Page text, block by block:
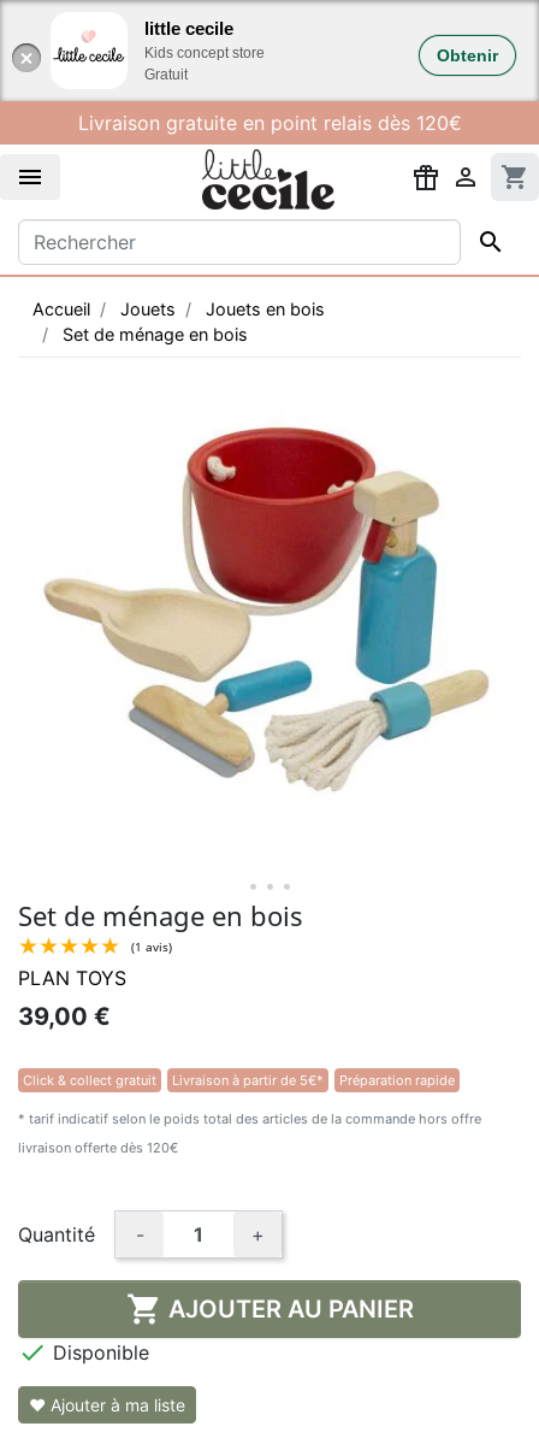
little cecile
Kids concept store
Gratuit
Obtenir
Livraison gratuite en point relais dès 120€
  shopping_cart

Accueil Jouets
Jouets en bois
Set de ménage en bois
• • •
Set de ménage en bois
★★★★★ (1 avis)
PLAN TOYS
39,00 €
Click & collect gratuit Livraison à partir de 5€* Préparation rapide
* tarif indicatif selon le poids total des articles de la commande hors offre
livraison offerte dès 120€
Quantité - +
 AJOUTER AU PANIER
 Disponible
❤ Ajouter à ma liste